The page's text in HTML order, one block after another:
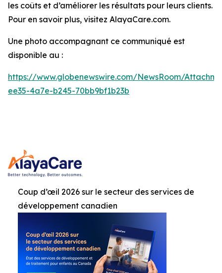
les coûts et d’améliorer les résultats pour leurs clients.
Pour en savoir plus, visitez AlayaCare.com.
Une photo accompagnant ce communiqué est
disponible au :
https://www.globenewswire.com/NewsRoom/
ee35-4a7e-b245-70bb9bf1b23b
Coup d’œil 2026 sur le secteur des services de
développement canadien